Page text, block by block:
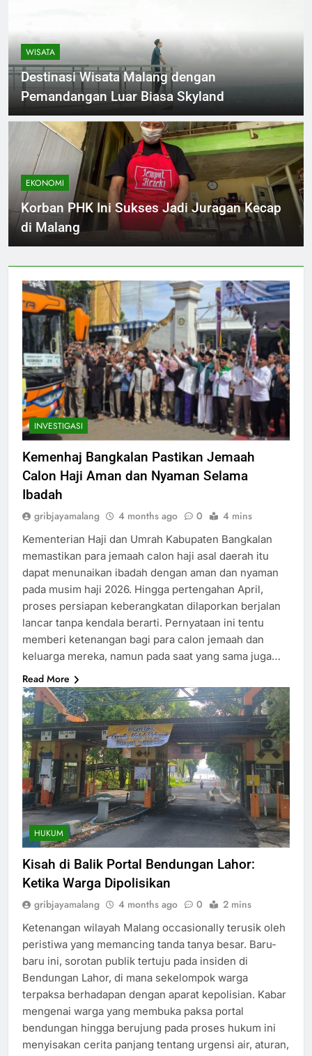
WISATA
Destinasi Wisata Malang dengan
Pemandangan Luar Biasa Skyland
EKONOMI
Korban PHK Ini Sukses Jadi Juragan Kecap
di Malang
INVESTIGASI
Kemenhaj Bangkalan Pastikan Jemaah
Calon Haji Aman dan Nyaman Selama
Ibadah
gribjayamalang 4 months ago 0 4 mins
Kementerian Haji dan Umrah Kabupaten Bangkalan
memastikan para jemaah calon haji asal daerah itu
dapat menunaikan ibadah dengan aman dan nyaman
pada musim haji 2026. Hingga pertengahan April,
proses persiapan keberangkatan dilaporkan berjalan
lancar tanpa kendala berarti. Pernyataan ini tentu
memberi ketenangan bagi para calon jemaah dan
keluarga mereka, namun pada saat yang sama juga…
Read More
HUKUM
Kisah di Balik Portal Bendungan Lahor:
Ketika Warga Dipolisikan
gribjayamalang 4 months ago 0 2 mins
Ketenangan wilayah Malang occasionally terusik oleh
peristiwa yang memancing tanda tanya besar. Baru-
baru ini, sorotan publik tertuju pada insiden di
Bendungan Lahor, di mana sekelompok warga
terpaksa berhadapan dengan aparat kepolisian. Kabar
mengenai warga yang membuka paksa portal
bendungan hingga berujung pada proses hukum ini
menyisakan cerita panjang tentang urgensi air, aturan,